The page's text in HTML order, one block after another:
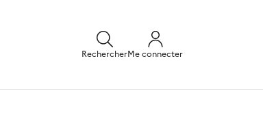
RechercherMe connecter